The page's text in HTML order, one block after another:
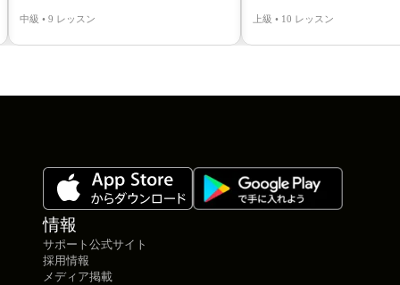
中級 • 9 レッスン 上級 • 10 レッスン
情報
サポート公式サイト
採用情報
メディア掲載